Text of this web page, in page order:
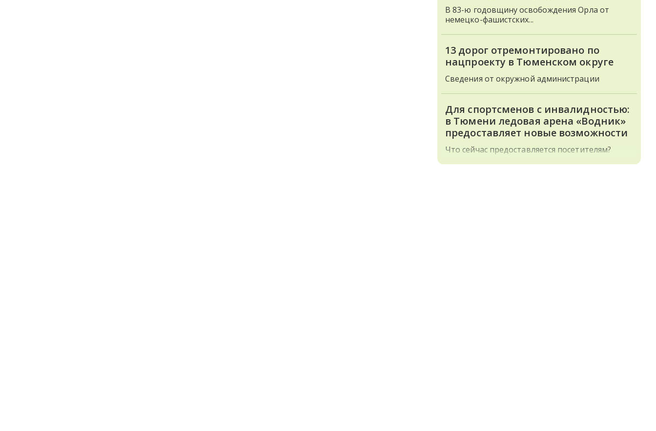
В 83-ю годовщину освобождения Орла от
немецко-фашистских...
13 дорог отремонтировано по
нацпроекту в Тюменском округе
Сведения от окружной администрации
Для спортсменов с инвалидностью:
в Тюмени ледовая арена «Водник»
предоставляет новые возможности
Что сейчас предоставляется посетителям?